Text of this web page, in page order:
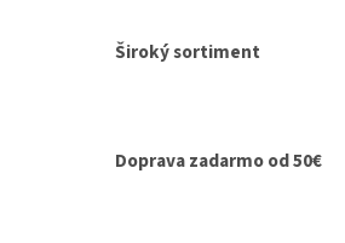
Široký sortiment
Doprava zadarmo od 50€